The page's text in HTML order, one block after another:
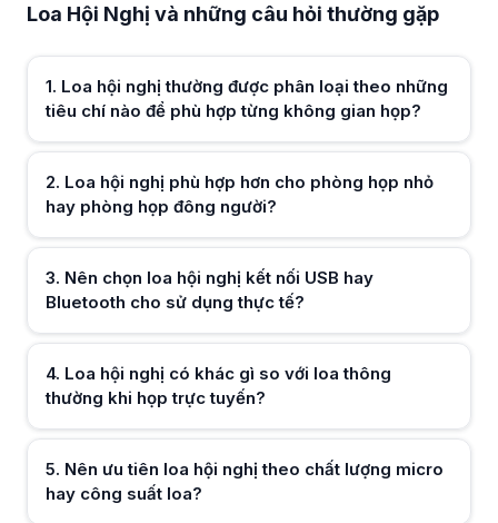
Loa hội nghị phù hợp hơn cho phòng họp nhỏ hay phòng họp đông
Nên chọn loa hội nghị kết nối USB hay Bluetooth cho sử dụng thực tế?
Khi lựa chọn loa hội nghị, người dùng thường cân nhắc USB cho sự
Loa hội nghị có khác gì so với loa thông thường khi họp trực tuyến?
Nên ưu tiên loa hội nghị theo chất lượng micro hay công suất loa?
Loa hội nghị phù hợp cho làm việc từ xa cá nhân hay nhóm làm việc?
Loa hội nghị được sử dụng cho cả cá nhân làm việc từ xa lẫn nhóm
Cần lưu ý gì khi chọn loa hội nghị để sử dụng lâu dài?
Khi chọn loa hội nghị cho sử dụng dài hạn, người dùng thường chú
Loa Hội Nghị và những câu hỏi thường gặp
1. Loa hội nghị thường được phân loại theo những
tiêu chí nào để phù hợp từng không gian họp?
Hữu ích (0)
2. Loa hội nghị phù hợp hơn cho phòng họp nhỏ
hay phòng họp đông người?
Hữu ích (0)
3. Nên chọn loa hội nghị kết nối USB hay
Bluetooth cho sử dụng thực tế?
Hữu ích (0)
4. Loa hội nghị có khác gì so với loa thông
thường khi họp trực tuyến?
5. Nên ưu tiên loa hội nghị theo chất lượng micro
hay công suất loa?